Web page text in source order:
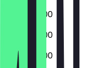
09:00 - 18:00
09:00 - 18:00
09:00 - 18:00